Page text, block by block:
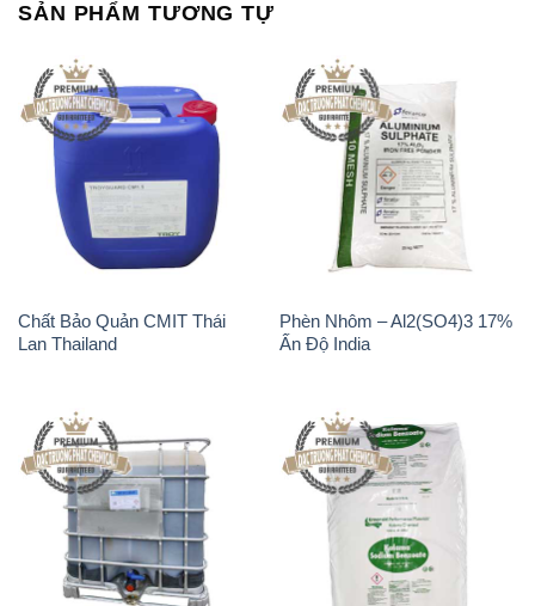
SẢN PHẨM TƯƠNG TỰ
Chất Bảo Quản CMIT Thái
Lan Thailand
Phèn Nhôm – Al2(SO4)3 17%
Ấn Độ India